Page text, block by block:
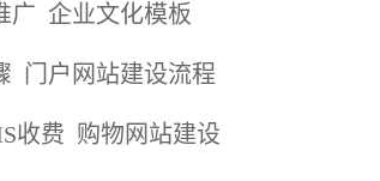
广 企业文化模板
门户网站建设流程
收费 购物网站建设